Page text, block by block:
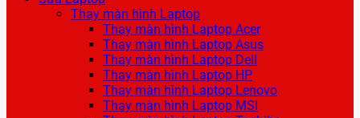
Thay màn hình Laptop
Thay màn hình Laptop Acer
Thay màn hình Laptop Asus
Thay màn hình Laptop Dell
Thay màn hình Laptop HP
Thay màn hình Laptop Lenovo
Thay màn hình Laptop MSI